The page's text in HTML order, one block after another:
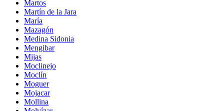
Martos
Martín de la Jara
María
Mazagón
Medina Sidonia
Mengibar
Mijas
Moclinejo
Moclín
Moguer
Mojacar
Mollina